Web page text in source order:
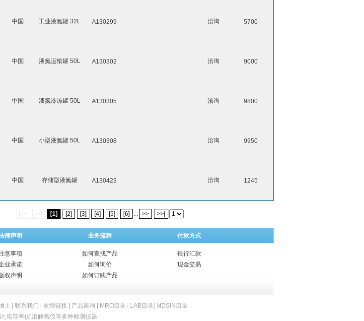
中国 工业液氮罐 32L A130299 洽询 5700
中国 液氮运输罐 50L A130302 洽询 9000
中国 液氮冷冻罐 50L A130305 洽询 9800
中国 小型液氮罐 50L A130308 洽询 9950
中国 存储型液氮罐 A130423 洽询 1245
|<< << [1] [2] [3] [4] [5] [6] ... >> >>|
律声明 业务流程 付款方式
意事项
业承诺
权声明
如何查找产品
如何询价
如何订购产品
银行汇款
现金交易
士| 联系我们 友情链接| 产品咨询 MRO目录| LAB目录| MDSIN目录
,电导率仪,溶解氧仪等多种检测仪器